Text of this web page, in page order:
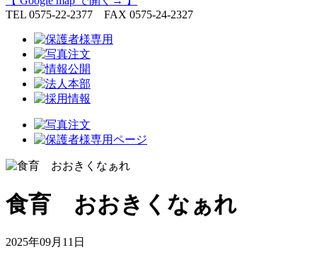
TEL 0575-22-2377 FAX 0575-24-2327
食育 おおきくなぁれ
2025年09月11日